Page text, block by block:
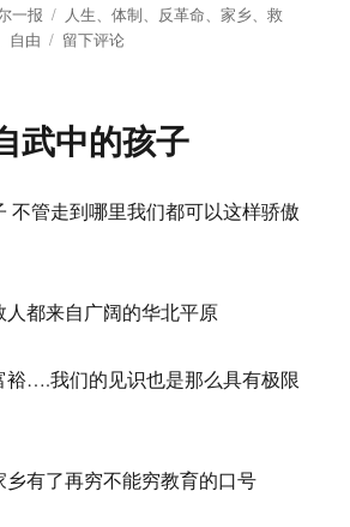
一报
标
签
人生、体制、 反革命、家乡、救
自由
于
由
世
的
等
死
亡
留下评论
武中的孩子
不管走到哪里我们都可以这样骄傲
都来自广阔的华北平原
裕….我们的见识也是那么具有极限
乡有了再穷不能穷教育的口号